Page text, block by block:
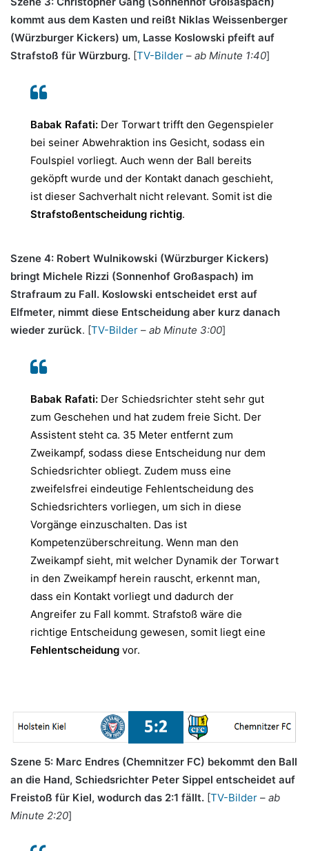
kommt aus dem Kasten und reißt Niklas Weissenberger
(Würzburger Kickers) um, Lasse Koslowski pfeift auf
Strafstoß für Würzburg. [TV-Bilder – ab Minute 1:40]
Babak Rafati: Der Torwart trifft den Gegenspieler
bei seiner Abwehraktion ins Gesicht, sodass ein
Foulspiel vorliegt. Auch wenn der Ball bereits
geköpft wurde und der Kontakt danach geschieht,
ist dieser Sachverhalt nicht relevant. Somit ist die
Strafstoßentscheidung richtig.
Szene 4: Robert Wulnikowski (Würzburger Kickers)
bringt Michele Rizzi (Sonnenhof Großaspach) im
Strafraum zu Fall. Koslowski entscheidet erst auf
Elfmeter, nimmt diese Entscheidung aber kurz danach
wieder zurück. [TV-Bilder – ab Minute 3:00]
Babak Rafati: Der Schiedsrichter steht sehr gut
zum Geschehen und hat zudem freie Sicht. Der
Assistent steht ca. 35 Meter entfernt zum
Zweikampf, sodass diese Entscheidung nur dem
Schiedsrichter obliegt. Zudem muss eine
zweifelsfrei eindeutige Fehlentscheidung des
Schiedsrichters vorliegen, um sich in diese
Vorgänge einzuschalten. Das ist
Kompetenzüberschreitung. Wenn man den
Zweikampf sieht, mit welcher Dynamik der Torwart
in den Zweikampf herein rauscht, erkennt man,
dass ein Kontakt vorliegt und dadurch der
Angreifer zu Fall kommt. Strafstoß wäre die
richtige Entscheidung gewesen, somit liegt eine
Fehlentscheidung vor.
Szene 5: Marc Endres (Chemnitzer FC) bekommt den Ball
an die Hand, Schiedsrichter Peter Sippel entscheidet auf
Freistoß für Kiel, wodurch das 2:1 fällt. [TV-Bilder – ab
Minute 2:20]